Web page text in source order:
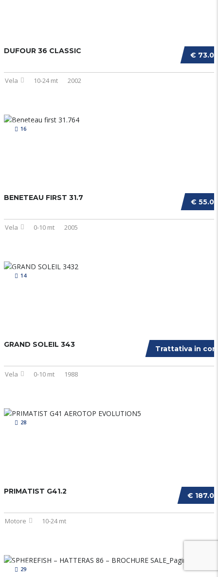
€
DUFOUR 36 CLASSIC
Vela 10-24 mt 2002
16
€
BENETEAU FIRST 31.7
Vela 0-10 mt 2005
14
Trattativa in
GRAND SOLEIL 343
Vela 0-10 mt 1988
28
€
PRIMATIST G41.2
Motore 10-24 mt
29